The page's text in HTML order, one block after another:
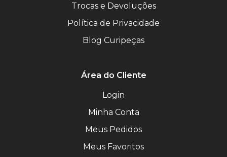
Trocas e Devoluções
Política de Privacidade
Blog Curipeças
Área do Cliente
Login
Minha Conta
Meus Pedidos
Meus Favoritos